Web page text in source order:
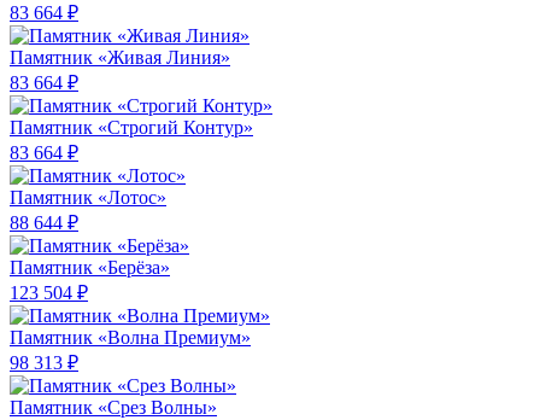
83 664 ₽
Памятник «Живая Линия»
83 664 ₽
Памятник «Строгий Контур»
83 664 ₽
Памятник «Лотос»
88 644 ₽
Памятник «Берёза»
123 504 ₽
Памятник «Волна Премиум»
98 313 ₽
Памятник «Срез Волны»